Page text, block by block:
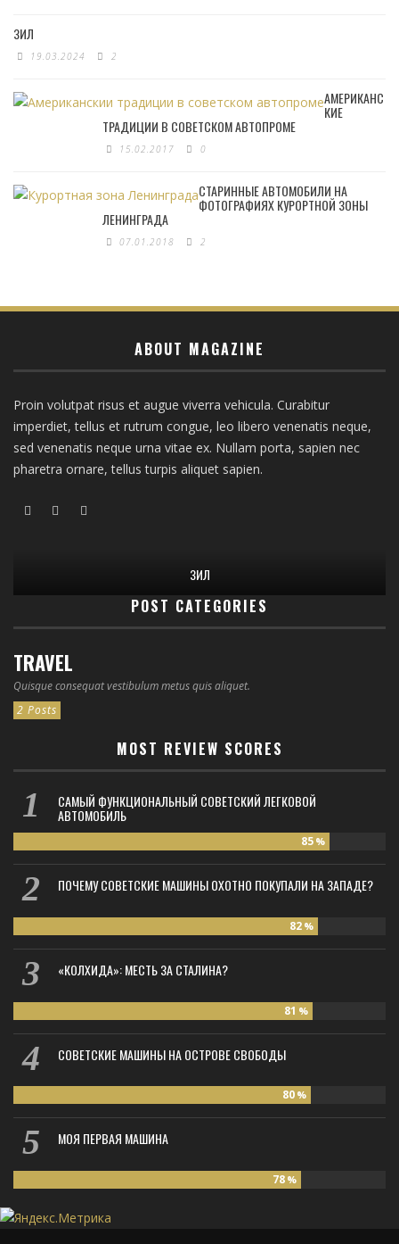
ЗИЛ
19.03.2024 2
АМЕРИКАНС
КИЕ
ТРАДИЦИИ В СОВЕТСКОМ АВТОПРОМЕ
15.02.2017 0
СТАРИННЫЕ АВТОМОБИЛИ НА
ФОТОГРАФИЯХ КУРОРТНОЙ ЗОНЫ
ЛЕНИНГРАДА
07.01.2018 2
ABOUT MAGAZINE
Proin volutpat risus et augue viverra vehicula. Curabitur
imperdiet, tellus et rutrum congue, leo libero venenatis neque,
sed venenatis neque urna vitae ex. Nullam porta, sapien nec
pharetra ornare, tellus turpis aliquet sapien.
ЗИЛ
POST CATEGORIES
TRAVEL
Quisque consequat vestibulum metus quis aliquet.
2 Posts
MOST REVIEW SCORES
САМЫЙ ФУНКЦИОНАЛЬНЫЙ СОВЕТСКИЙ ЛЕГКОВОЙ
АВТОМОБИЛЬ
85 %
ПОЧЕМУ СОВЕТСКИЕ МАШИНЫ ОХОТНО ПОКУПАЛИ НА ЗАПАДЕ?
82 %
«КОЛХИДА»: МЕСТЬ ЗА СТАЛИНА?
81 %
СОВЕТСКИЕ МАШИНЫ НА ОСТРОВЕ СВОБОДЫ
80 %
МОЯ ПЕРВАЯ МАШИНА
78 %